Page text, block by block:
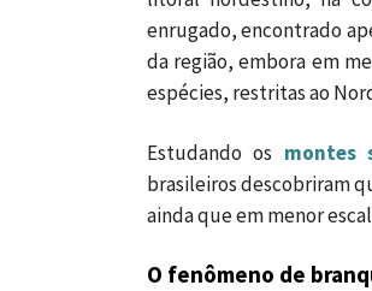
enrugado, encontrado
da região, embora em
espécies, restritas ao
Estudando os montes
brasileiros descobriram
ainda que em menor
O fenômeno de